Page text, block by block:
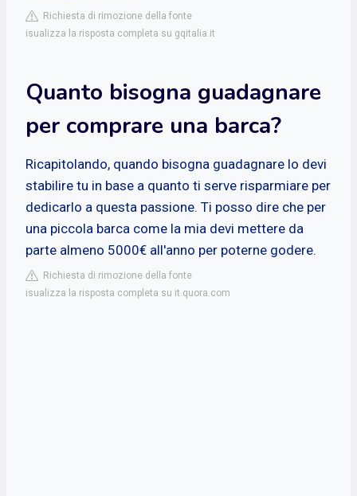
Richiesta di rimozione della fonte
isualizza la risposta completa su gqitalia.it
Quanto bisogna guadagnare
per comprare una barca?
Ricapitolando, quando bisogna guadagnare lo devi
stabilire tu in base a quanto ti serve risparmiare per
dedicarlo a questa passione. Ti posso dire che per
una piccola barca come la mia devi mettere da
parte almeno 5000€ all'anno per poterne godere.
Richiesta di rimozione della fonte
isualizza la risposta completa su it.quora.com